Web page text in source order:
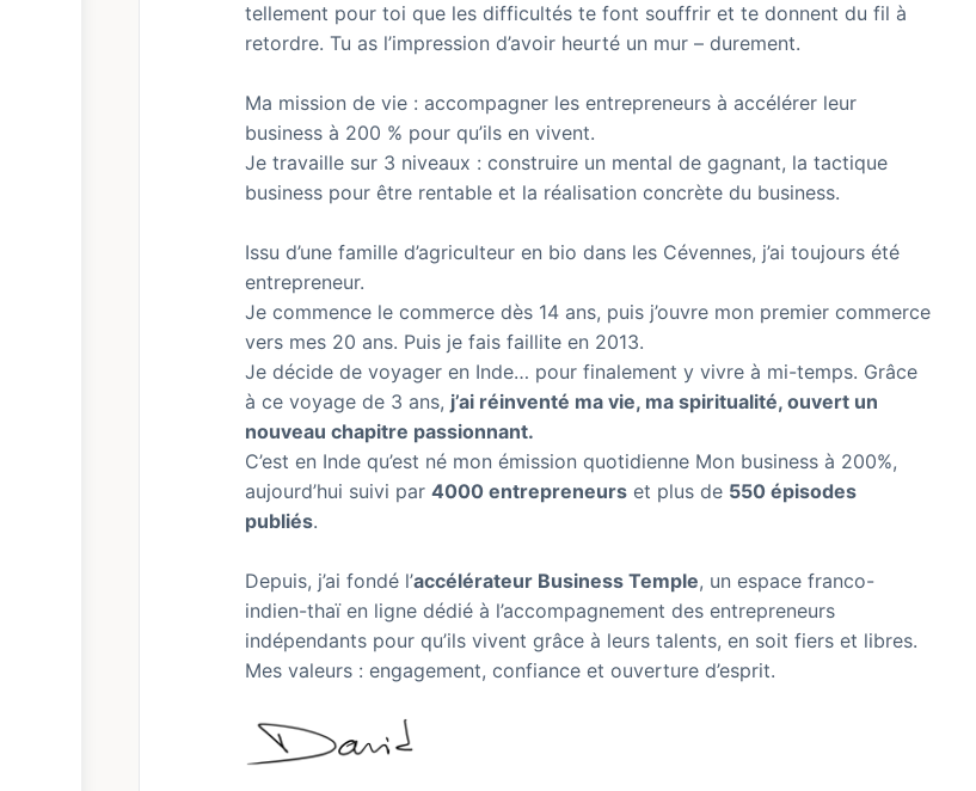
tellement pour toi que les difficultés te font souffrir et te donnent du fil à
retordre. Tu as l’impression d’avoir heurté un mur – durement.
Ma mission de vie : accompagner les entrepreneurs à accélérer leur
business à 200 % pour qu’ils en vivent.
Je travaille sur 3 niveaux : construire un mental de gagnant, la tactique
business pour être rentable et la réalisation concrète du business.
Issu d’une famille d’agriculteur en bio dans les Cévennes, j’ai toujours été
entrepreneur.
Je commence le commerce dès 14 ans, puis j’ouvre mon premier commerce
vers mes 20 ans. Puis je fais faillite en 2013.
Je décide de voyager en Inde… pour finalement y vivre à mi-temps. Grâce
à ce voyage de 3 ans, j’ai réinventé ma vie, ma spiritualité, ouvert un
nouveau chapitre passionnant.
C’est en Inde qu’est né mon émission quotidienne Mon business à 200%,
aujourd’hui suivi par 4000 entrepreneurset plus de 550 épisodes
publiés.
Depuis, j’ai fondé l’accélérateur Business Temple, un espace franco-
indien-thaï en ligne dédié à l’accompagnement des entrepreneurs
indépendants pour qu’ils vivent grâce à leurs talents, en soit fiers et libres.
Mes valeurs : engagement, confiance et ouverture d’esprit.